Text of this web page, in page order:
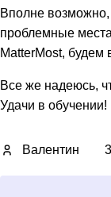
Вполне возможно,
проблемные
MatterMost, будем
Все же надеюсь,
Удачи в обучении!
Валентин